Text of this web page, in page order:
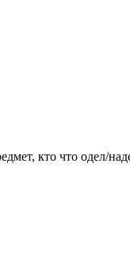
кто что одел/